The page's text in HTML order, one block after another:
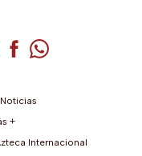
(se abre en una
(se abre en una
TikTok (se abre en
de YouTube (se abre
de Telegram (se
Cuenta de
Cuenta de
+
Internacional